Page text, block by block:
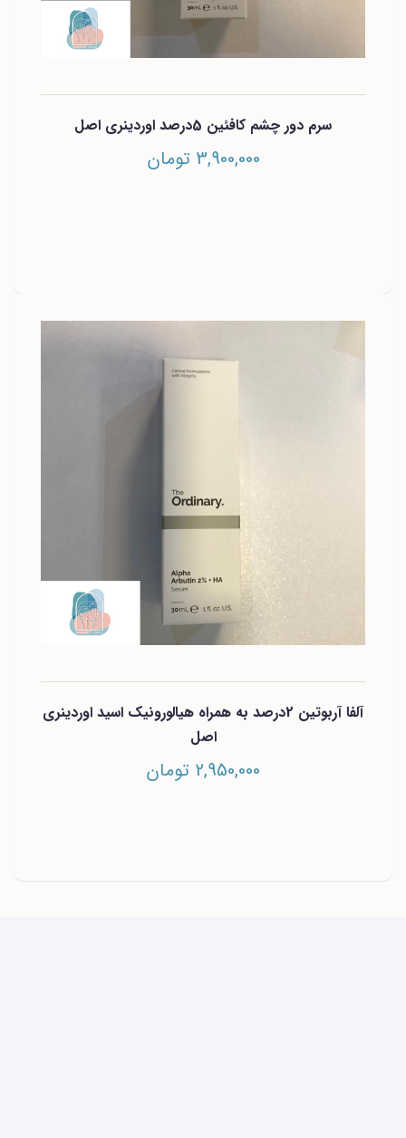
سرم دور چشم کافئین 5درصد اوردینری اصل
3,900,000 تومان
آلفا آربوتین 2درصد به همراه هیالورونیک اسید اوردینری
اصل
2,950,000 تومان